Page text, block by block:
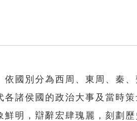
國別分為西周、東周、秦
各諸侯國的政治大事及當時
明，辯辭宏肆瑰麗，刻劃